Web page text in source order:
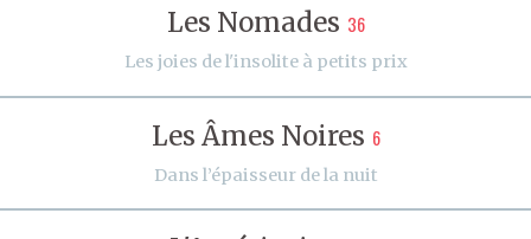
Les Nomades 36
Les joies de l'insolite à petits prix
Les Âmes Noires 6
Dans l’épaisseur de la nuit